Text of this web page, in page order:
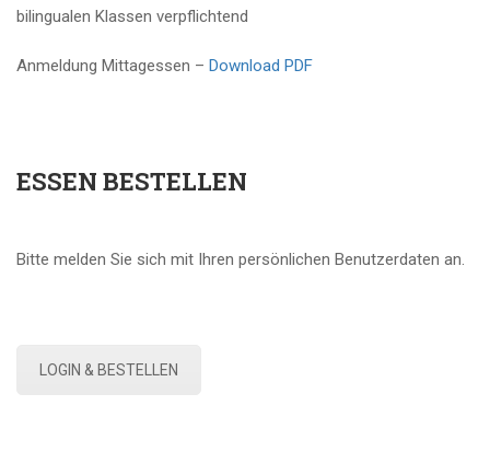
bilingualen Klassen verpflichtend
Anmeldung Mittagessen – Download PDF
ESSEN BESTELLEN
Bitte melden Sie sich mit Ihren persönlichen Benutzerdaten an.
LOGIN & BESTELLEN